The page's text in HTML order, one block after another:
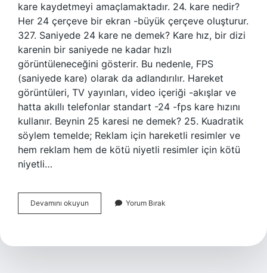
kare kaydetmeyi amaçlamaktadır. 24. kare nedir?
Her 24 çerçeve bir ekran -büyük çerçeve oluşturur.
327. Saniyede 24 kare ne demek? Kare hız, bir dizi
karenin bir saniyede ne kadar hızlı
görüntüleneceğini gösterir. Bu nedenle, FPS
(saniyede kare) olarak da adlandırılır. Hareket
görüntüleri, TV yayınları, video içeriği -akışlar ve
hatta akıllı telefonlar standart -24 -fps kare hızını
kullanır. Beynin 25 karesi ne demek? 25. Kuadratik
söylem temelde; Reklam için hareketli resimler ve
hem reklam hem de kötü niyetli resimler için kötü
niyetli…
Devamını okuyun
Kare
Yorum Bırak